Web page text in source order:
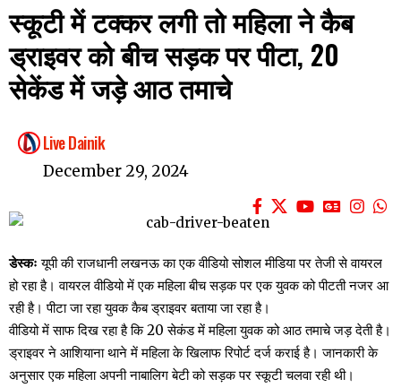
स्कूटी में टक्कर लगी तो महिला ने कैब
ड्राइवर को बीच सड़क पर पीटा, 20
सेकेंड में जड़े आठ तमाचे
Live Dainik
December 29, 2024
डेस्कः यूपी की राजधानी लखनऊ का एक वीडियो सोशल मीडिया पर तेजी से वायरल
हो रहा है। वायरल वीडियो में एक महिला बीच सड़क पर एक युवक को पीटती नजर आ
रही है। पीटा जा रहा युवक कैब ड्राइवर बताया जा रहा है।
वीडियो में साफ दिख रहा है कि 20 सेकंड में महिला युवक को आठ तमाचे जड़ देती है।
ड्राइवर ने आशियाना थाने में महिला के खिलाफ रिपोर्ट दर्ज कराई है। जानकारी के
अनुसार एक महिला अपनी नाबालिग बेटी को सड़क पर स्कूटी चलवा रही थी।